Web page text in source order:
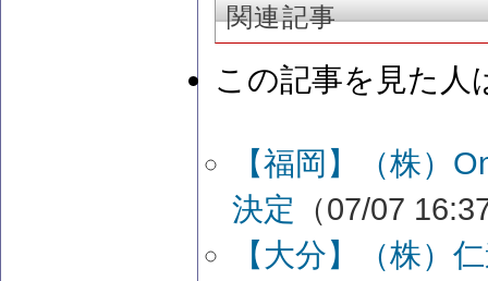
関連記事
この記事を見た人
【福岡】（株）
決定 （07/07
【大分】（株）